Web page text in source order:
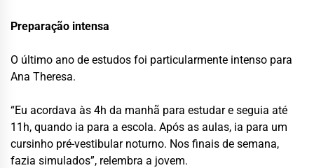
Preparação intensa
O último ano de estudos foi particularmente intenso para
Ana Theresa.
“Eu acordava às 4h da manhã para estudar e seguia até
11h, quando ia para a escola. Após as aulas, ia para um
cursinho pré-vestibular noturno. Nos finais de semana,
fazia simulados”, relembra a jovem.